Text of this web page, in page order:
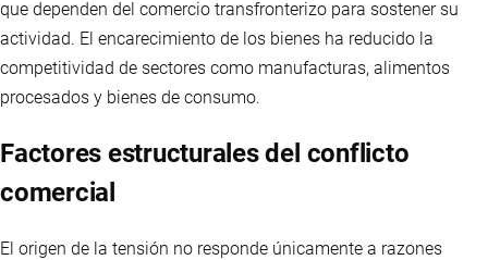
que dependen del comercio transfronterizo para sostener su
actividad. El encarecimiento de los bienes ha reducido la
competitividad de sectores como manufacturas, alimentos
procesados y bienes de consumo.
Factores estructurales del conflicto
comercial
El origen de la tensión no responde únicamente a razones